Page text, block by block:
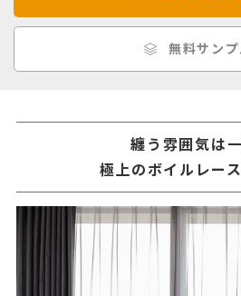
無料サンプ
纏う雰囲気は
極上のボイルレー